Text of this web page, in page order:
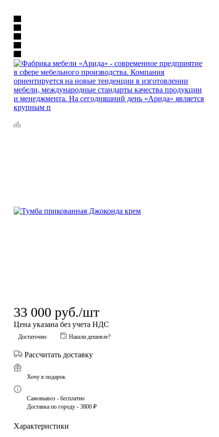
33 000 руб./шт
Цена указана без учета НДС
Достаточно Нашли дешевле?
Рассчитать доставку
Хочу в подарок
Самовывоз - бесплатно
Доставка по городу - 3800 ₽
Характеристики